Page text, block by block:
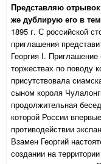
Представляю
же дублирую его в
1895 г. С российской
приглашения
Георгия I.
торжествах по поводу
присутствовала
сыном короля
продолжительная
которой России
противодействии
Взамен Георгий
создании на